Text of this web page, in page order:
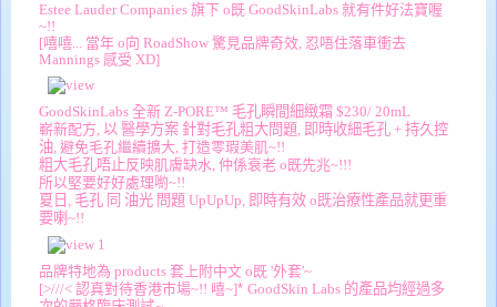
Estee Lauder Companies 旗下 o既 GoodSkinLabs 就有件好法寶喔
~!!
[嘻嘻... 當年 o向 RoadShow 驚見品牌奇效, 忍唔住落車衝去
Mannings 感受 XD]
GoodSkinLabs 全新 Z-PORE™ 毛孔瞬間細緻霜 $230/ 20mL
嶄新配方, 以 醫學方案 針對毛孔粗大問題, 即時收細毛孔 + 持久控
油, 避免毛孔繼續擴大, 打造零瑕美肌~!!
粗大毛孔唔止反映肌膚缺水, 仲係衰老 o既先兆~!!!
所以堅要好好處理喲~!!
夏日, 毛孔 同 油光 問題 UpUpUp, 即時有效 o既治療性產品就更重
要喇~!!
品牌特地為 products 套上附中文 o既 '外套'~
[>///< 認真對待香港巿場~!! 嘻~]* GoodSkin Labs 的產品均經過多